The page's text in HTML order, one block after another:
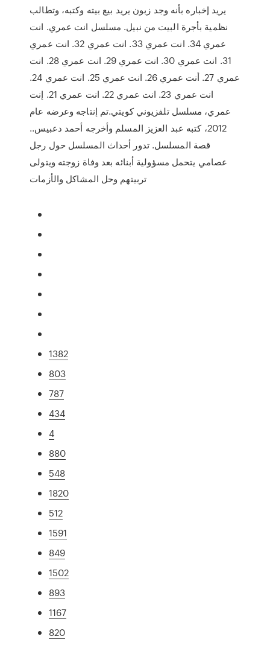
يريد إخباره بأنه وجد زبون يريد بيع بيته وكتبه، وتطالب
نظمية بأجرة البيت من نبيل. مسلسل انت عمري. انت
عمري 34. انت عمري 33. انت عمري 32. انت عمري
31. انت عمري 30. انت عمري 29. انت عمري 28. انت
عمري 27. أنت عمري 26. انت عمري 25. انت عمري 24.
انت عمري 23. انت عمري 22. انت عمري 21. إنت
عمري، مسلسل تلفزيوني كويتي.تم إنتاجه وعرضه عام
2012، كتبه عبد العزيز المسلم وأخرجه أحمد دعبيس..
قصة المسلسل. تدور أحداث المسلسل حول رجل
عصامي يتحمل مسؤولية أبنائه بعد وفاة زوجته ويتولى
تربيتهم وحل المشاكل والأزمات
1382
803
787
434
4
880
548
1820
512
1591
849
1502
893
1167
820